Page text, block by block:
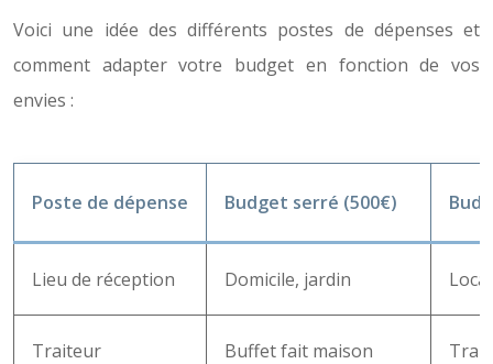
Voici une idée des différents postes de dépenses et
comment adapter votre budget en fonction de vos
envies :
Poste de dépense Budget serré (500€)
Lieu de réception Domicile, jardin
Traiteur Buffet fait maison